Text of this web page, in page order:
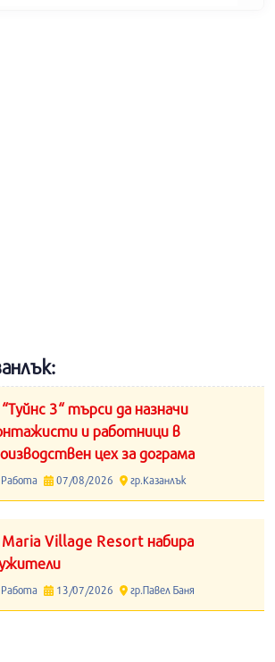
“Туйнс 3“ търси да назначи
и работници в
цех за дограма
Работа 07/08/2026 гр.Казанлък
Maria Village Resort набира
Работа 13/07/2026 гр.Павел Баня